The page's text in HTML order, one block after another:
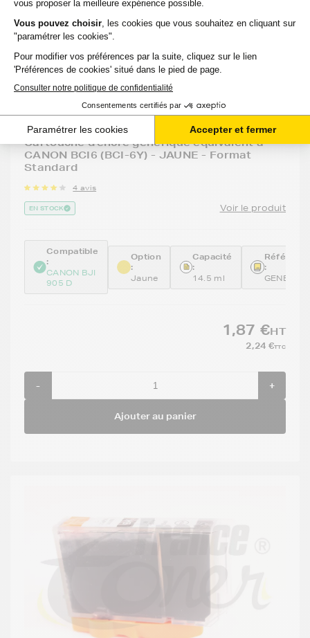
GENERIQUE
Cartouche d'encre générique équivalent à
CANON BCI6 (BCI-6Y) - JAUNE - Format
Standard
4 avis
EN STOCK Voir le produit
Compatible
:
CANON BJI
905 D
Option
:
Jaune
Capacité
:
14.5 ml
:
1,87 €HT
2,24 €TTC
- +
Ajouter au panier